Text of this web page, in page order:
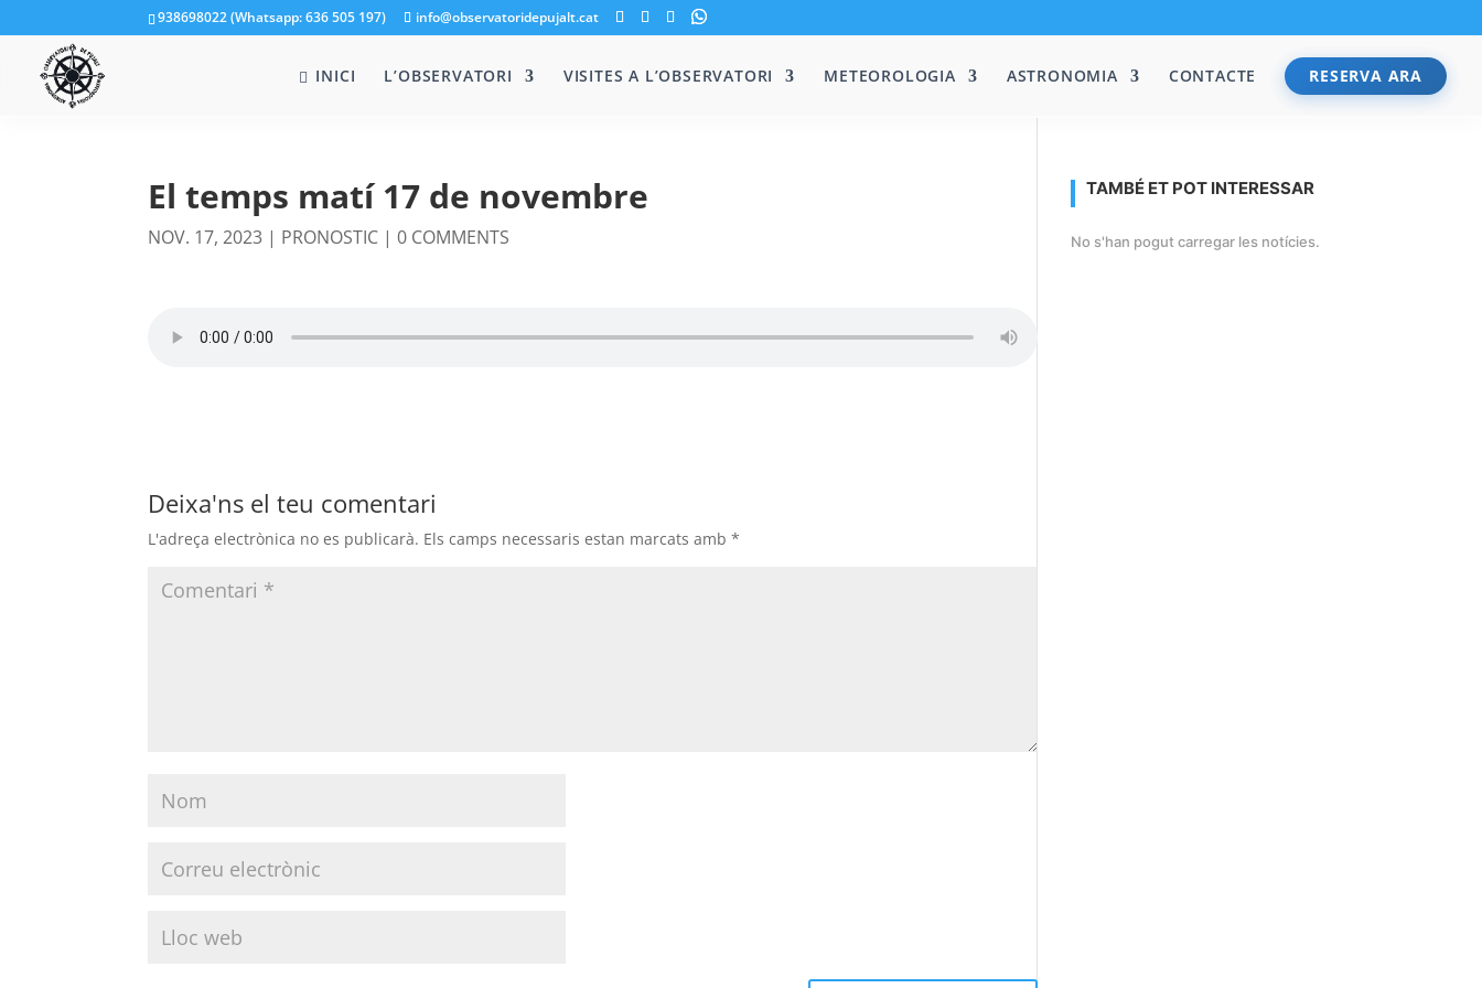
938698022 (Whatsapp: 636 505 197) info@observatoridepujalt.cat
INICI L’OBSERVATORI VISITES A L’OBSERVATORI METEOROLOGIA ASTRONOMIA CONTACTE RESERVA ARA
El temps matí 17 de novembre
NOV. 17, 2023 | PRONOSTIC |0 COMMENTS
Deixa'ns el teu comentari
L'adreça electrònica no es publicarà. Els camps necessaris estan marcats amb*
TAMBÉ ET POT INTERESSAR
No s'han pogut carregar les notícies.